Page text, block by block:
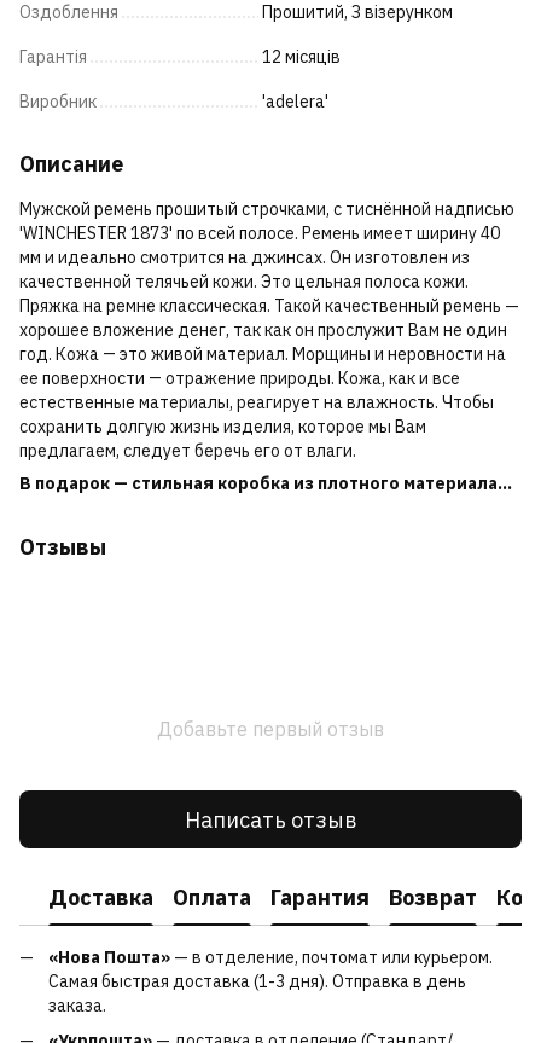
Оздоблення Прошитий, З візерунком
Гарантія 12 місяців
Виробник 'adelera'
Описание
Мужской ремень прошитый строчками, с тиснённой надписью
'WINCHESTER 1873' по всей полосе. Ремень имеет ширину 40
мм и идеально смотрится на джинсах. Он изготовлен из
качественной телячьей кожи. Это цельная полоса кожи.
Пряжка на ремне классическая. Такой качественный ремень —
хорошее вложение денег, так как он прослужит Вам не один
год. Кожа ― это живой материал. Морщины и неровности на
ее поверхности ― отражение природы. Кожа, как и все
естественные материалы, реагирует на влажность. Чтобы
сохранить долгую жизнь изделия, которое мы Вам
предлагаем, следует беречь его от влаги.
В подарок — стильная коробка из плотного материала...
Отзывы
Добавьте первый отзыв
Написать отзыв
Доставка Оплата Гарантия Возврат
«Нова Пошта» — в отделение, почтомат или курьером.
Самая быстрая доставка (1-3 дня). Отправка в день
заказа.